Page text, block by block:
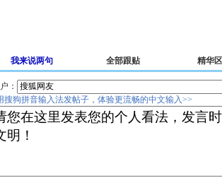
我来说两句 全部跟贴 精华区
：
搜狗拼音输入法发帖子，体验更流畅的中文输入>>